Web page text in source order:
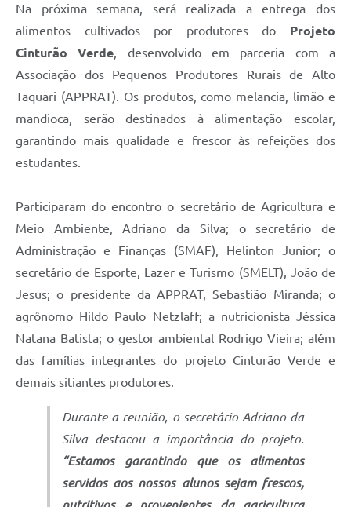
Na próxima semana, será realizada a entrega dos
alimentos cultivados por produtores do Projeto
Cinturão Verde , desenvolvido em parceria com a
Associação dos Pequenos Produtores Rurais de Alto
Taquari (APPRAT). Os produtos, como melancia, limão e
mandioca, serão destinados à alimentação escolar,
garantindo mais qualidade e frescor às refeições dos
estudantes.
Participaram do encontro o secretário de Agricultura e
Meio Ambiente, Adriano da Silva; o secretário de
Administração e Finanças (SMAF), Helinton Junior; o
secretário de Esporte, Lazer e Turismo (SMELT), João de
Jesus; o presidente da APPRAT, Sebastião Miranda; o
agrônomo Hildo Paulo Netzlaff; a nutricionista Jéssica
Natana Batista; o gestor ambiental Rodrigo Vieira; além
das famílias integrantes do projeto Cinturão Verde e
demais sitiantes produtores.
Durante a reunião, o secretário Adriano da
Silva destacou a importância do projeto.
“Estamos garantindo que os alimentos
servidos aos nossos alunos sejam frescos,